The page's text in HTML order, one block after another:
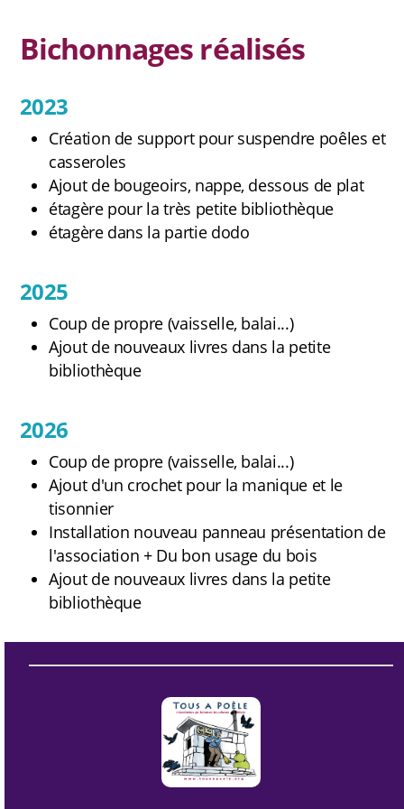
Bichonnages réalisés
2023
Création de support pour suspendre poêles et
casseroles
Ajout de bougeoirs, nappe, dessous de plat
étagère pour la très petite bibliothèque
étagère dans la partie dodo
2025
Coup de propre (vaisselle, balai...)
Ajout de nouveaux livres dans la petite
bibliothèque
2026
Coup de propre (vaisselle, balai...)
Ajout d'un crochet pour la manique et le
tisonnier
Installation nouveau panneau présentation de
l'association + Du bon usage du bois
Ajout de nouveaux livres dans la petite
bibliothèque